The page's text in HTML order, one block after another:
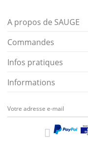
A propos de SAUGE
Commandes
Infos pratiques
Informations